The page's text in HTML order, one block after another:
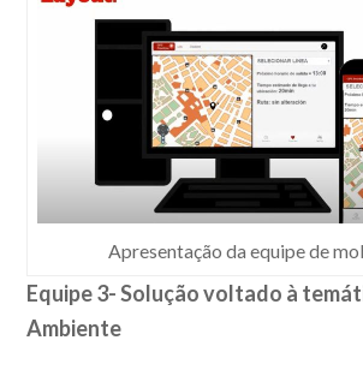
Apresentação da equipe de
Equipe 3- Solução voltado à
Ambiente